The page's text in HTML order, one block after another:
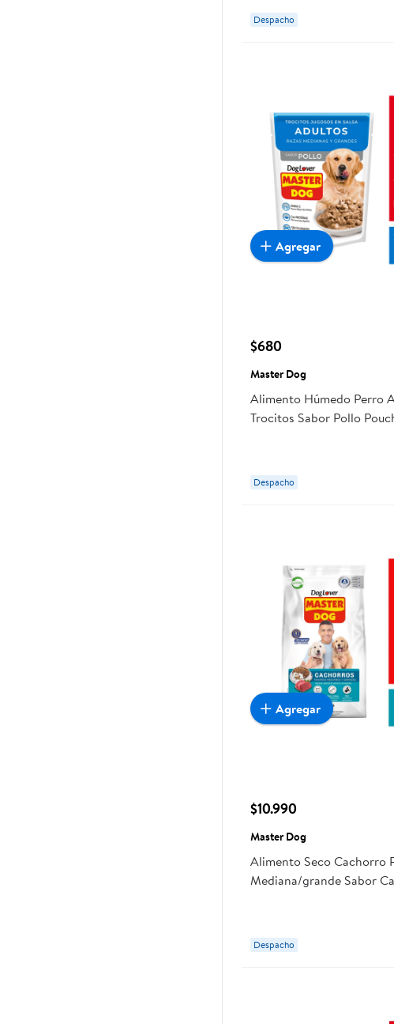
Despacho
$680
Master Dog
Alimento Húmedo Perro
Trocitos Sabor Pollo
Despacho
Agregar
$10.990
Master Dog
Alimento Seco Cachorro
Mediana/grande Sabor
Despacho
Agregar